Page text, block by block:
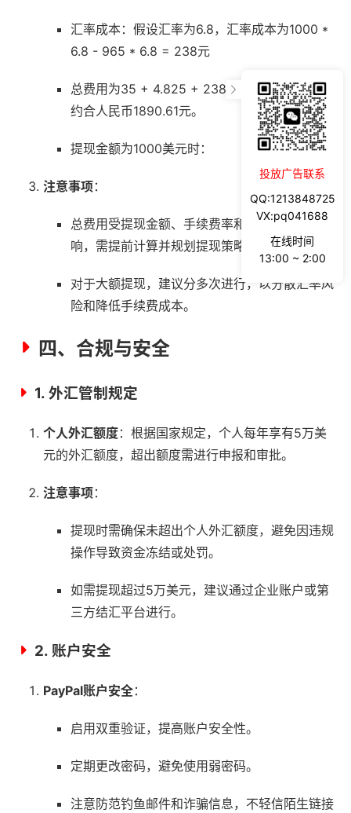
汇率成本：假设汇率为6.8，汇率成本为1000 *
6.8 - 965 * 6.8 = 238元
总费用为35 + 4.825 + 238 = 277.825美元，
约合人民币1890.61元。
提现金额为1000美元时：
注意事项：
总费用受提现金额、手续费率和汇率波动的影
响，需提前计算并规划提现策略。
对于大额提现，建议分多次进行，以分散汇率风
险和降低手续费成本。
四、合规与安全
1. 外汇管制规定
个人外汇额度：根据国家规定，个人每年享有5万美
元的外汇额度，超出额度需进行申报和审批。
注意事项：
提现时需确保未超出个人外汇额度，避免因违规
操作导致资金冻结或处罚。
如需提现超过5万美元，建议通过企业账户或第
三方结汇平台进行。
2. 账户安全
PayPal账户安全：
启用双重验证，提高账户安全性。
定期更改密码，避免使用弱密码。
注意防范钓鱼邮件和诈骗信息，不轻信陌生链接
投放广告联系
QQ:1213848725
VX:pq041688
在线时间
13:00 ~ 2:00